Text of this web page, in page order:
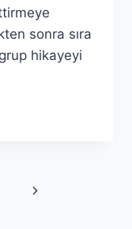
sonra sıra
hikayeyi
Next